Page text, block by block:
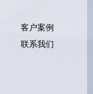
客户案例
联系我们